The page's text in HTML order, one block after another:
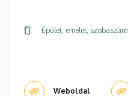
Épület, emelet, szobaszám
Weboldal